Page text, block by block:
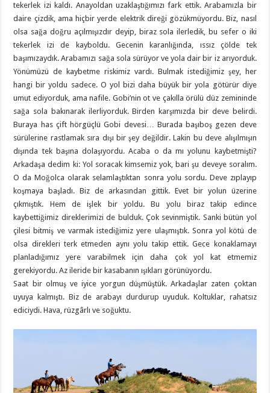
tekerlek izi kaldı. Anayoldan uzaklaştığımızı fark ettik. Arabamızla bir
daire çizdik, ama hiçbir yerde elektrik direği gözükmüyordu. Biz, nasıl
olsa sağa doğru açılmışızdır deyip, biraz sola ilerledik, bu sefer o iki
tekerlek izi de kayboldu. Gecenin karanlığında, ıssız çölde tek
başımızaydık. Arabamızı sağa sola sürüyor ve yola dair bir iz arıyorduk.
Yönümüzü de kaybetme riskimiz vardı. Bulmak istediğimiz şey, her
hangi bir yoldu sadece. O yol bizi daha büyük bir yola götürür diye
umut ediyorduk, ama nafile. Gobi’nin ot ve çakılla örülü düz zemininde
sağa sola bakınarak ilerliyorduk. Birden karşımızda bir deve belirdi.
Buraya has çift hörgüçlü Gobi devesi… Burada başıboş gezen deve
sürülerine rastlamak sıra dışı bir şey değildir. Lakin bu deve alışılmışın
dışında tek başına dolaşıyordu. Acaba o da mı yolunu kaybetmişti?
Arkadaşa dedim ki: Yol soracak kimsemiz yok, bari şu deveye soralım.
O da Moğolca olarak selamlaştıktan sonra yolu sordu. Deve zıplayıp
koşmaya başladı. Biz de arkasından gittik. Evet bir yolun üzerine
çıkmıştık. Hem de işlek bir yoldu. Bu yolu biraz takip edince
kaybettiğimiz direklerimizi de bulduk. Çok sevinmiştik. Sanki bütün yol
çilesi bitmiş ve varmak istediğimiz yere ulaşmıştık. Sonra yol kötü de
olsa direkleri terk etmeden aynı yolu takip ettik. Gece konaklamayı
planladığımız yere varabilmek için daha çok yol kat etmemiz
gerekiyordu. Az ileride bir kasabanın ışıkları görünüyordu.
Saat bir olmuş ve iyice yorgun düşmüştük. Arkadaşlar zaten çoktan
uyuya kalmıştı. Biz de arabayı durdurup uyuduk. Koltuklar, rahatsız
ediciydi. Hava, rüzgârlı ve soğuktu.